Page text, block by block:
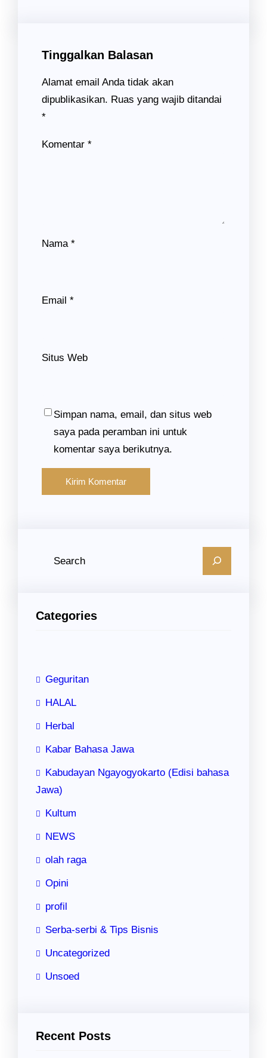
Tinggalkan Balasan
Alamat email Anda tidak akan
dipublikasikan. Ruas yang wajib ditandai
*
Komentar *
Nama *
Email *
Situs Web
Simpan nama, email, dan situs web
saya pada peramban ini untuk
komentar saya berikutnya.
Categories
Geguritan
HALAL
Herbal
Kabar Bahasa Jawa
Kabudayan Ngayogyokarto (Edisi bahasa
Jawa)
Kultum
NEWS
olah raga
Opini
profil
Serba-serbi & Tips Bisnis
Uncategorized
Unsoed
Recent Posts